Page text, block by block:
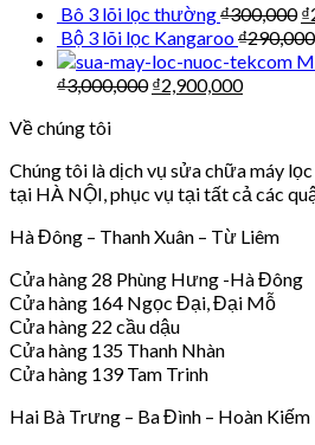
Bô 3 lõi lọc thường₫300,000 ₫
Bộ 3 lõi lọc Kangaroo₫290,000
₫3,000,000 ₫2,900,000
Về chúng tôi
Chúng tôi là dịch vụ sửa chữa máy
tại HÀ NỘI, phục vụ tại tất cả các
Hà Đông – Thanh Xuân – Từ Liêm
Cửa hàng 28 Phùng Hưng -Hà Đông
Cửa hàng 164 Ngọc Đại, Đại Mỗ
Cửa hàng 22 cầu dậu
Cửa hàng 135 Thanh Nhàn
Cửa hàng 139 Tam Trinh
Hai Bà Trưng – Ba Đình – Hoàn Kiếm